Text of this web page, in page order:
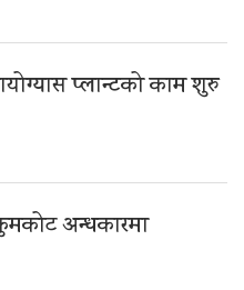
प्लान्टको काम शुरु
अन्धकारमा